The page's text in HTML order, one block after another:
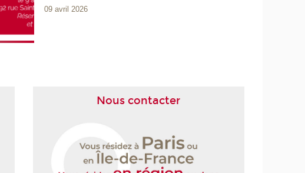
09 avril 2026
Nous contacter